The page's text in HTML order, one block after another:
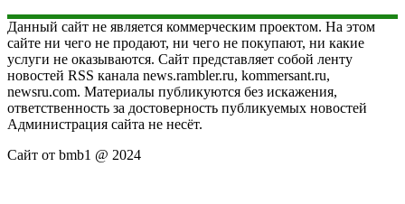
Данный сайт не является коммерческим проектом. На этом
сайте ни чего не продают, ни чего не покупают, ни какие
услуги не оказываются. Сайт представляет собой ленту
новостей RSS канала news.rambler.ru, kommersant.ru,
newsru.com. Материалы публикуются без искажения,
ответственность за достоверность публикуемых новостей
Администрация сайта не несёт.
Сайт от bmb1 @ 2024